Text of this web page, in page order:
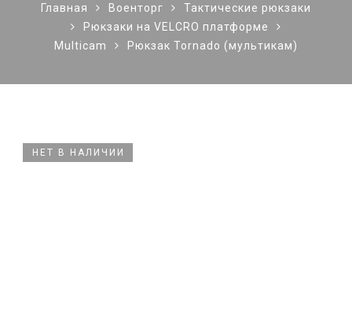
Главная Военторг
Тактические рюкзаки
Рюкзаки на VELCRO платформе
Multicam
Рюкзак Tornado (мультикам)
НЕТ В НАЛИЧИИ